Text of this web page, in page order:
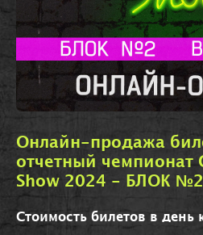
Онлайн-продажа
отчетный чемпионат
Show 2024 - БЛОК
Стоимость билетов в день